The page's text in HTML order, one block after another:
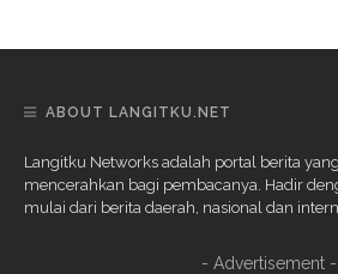
ABOUT LANGITKU.NET
Langitku Networks adalah portal berita
mencerahkan bagi pembacanya. Hadir
mulai dari berita daerah, nasional dan
- Advertisement -